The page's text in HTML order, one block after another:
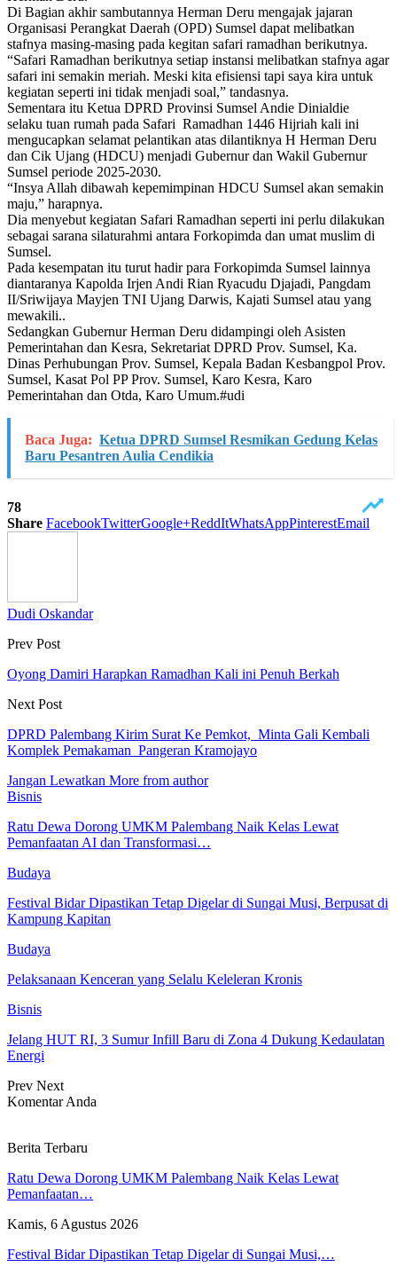
Di Bagian akhir sambutannya Herman Deru mengajak jajaran
Organisasi Perangkat Daerah (OPD) Sumsel dapat melibatkan
stafnya masing-masing pada kegitan safari ramadhan berikutnya.
“Safari Ramadhan berikutnya setiap instansi melibatkan stafnya agar
safari ini semakin meriah. Meski kita efisiensi tapi saya kira untuk
kegiatan seperti ini tidak menjadi soal,” tandasnya.
Sementara itu Ketua DPRD Provinsi Sumsel Andie Dinialdie
selaku tuan rumah pada Safari Ramadhan 1446 Hijriah kali ini
mengucapkan selamat pelantikan atas dilantiknya H Herman Deru
dan Cik Ujang (HDCU) menjadi Gubernur dan Wakil Gubernur
Sumsel periode 2025-2030.
“Insya Allah dibawah kepemimpinan HDCU Sumsel akan semakin
maju,” harapnya.
Dia menyebut kegiatan Safari Ramadhan seperti ini perlu dilakukan
sebagai sarana silaturahmi antara Forkopimda dan umat muslim di
Sumsel.
Pada kesempatan itu turut hadir para Forkopimda Sumsel lainnya
diantaranya Kapolda Irjen Andi Rian Ryacudu Djajadi, Pangdam
II/Sriwijaya Mayjen TNI Ujang Darwis, Kajati Sumsel atau yang
mewakili..
Sedangkan Gubernur Herman Deru didampingi oleh Asisten
Pemerintahan dan Kesra, Sekretariat DPRD Prov. Sumsel, Ka.
Dinas Perhubungan Prov. Sumsel, Kepala Badan Kesbangpol Prov.
Sumsel, Kasat Pol PP Prov. Sumsel, Karo Kesra, Karo
Pemerintahan dan Otda, Karo Umum.#udi
Baca Juga: Ketua DPRD Sumsel Resmikan Gedung Kelas
Baru Pesantren Aulia Cendikia
78
Share FacebookTwitterGoogle+ReddItWhatsAppPinterestEmail
Dudi Oskandar
Prev Post
Oyong Damiri Harapkan Ramadhan Kali ini Penuh Berkah
Next Post
DPRD Palembang Kirim Surat Ke Pemkot, Minta Gali Kembali
Komplek Pemakaman Pangeran Kramojayo
Jangan Lewatkan More from author
Bisnis
Ratu Dewa Dorong UMKM Palembang Naik Kelas Lewat
Pemanfaatan AI dan Transformasi…
Budaya
Festival Bidar Dipastikan Tetap Digelar di Sungai Musi, Berpusat di
Kampung Kapitan
Budaya
Pelaksanaan Kenceran yang Selalu Keleleran Kronis
Bisnis
Jelang HUT RI, 3 Sumur Infill Baru di Zona 4 Dukung Kedaulatan
Energi
Prev Next
Komentar Anda
Berita Terbaru
Ratu Dewa Dorong UMKM Palembang Naik Kelas Lewat
Pemanfaatan…
Kamis, 6 Agustus 2026
Festival Bidar Dipastikan Tetap Digelar di Sungai Musi,…